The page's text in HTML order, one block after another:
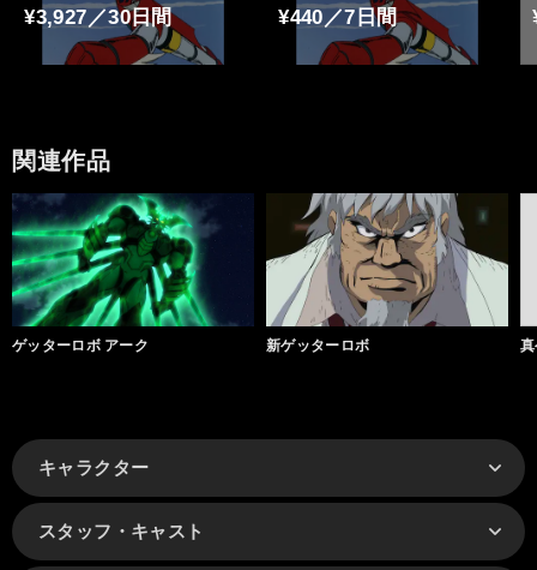
¥3,927／30日間 ¥440／7日間
関連作品
ゲッターロボ アーク 新ゲッターロボ
キャラクター
スタッフ・キャスト